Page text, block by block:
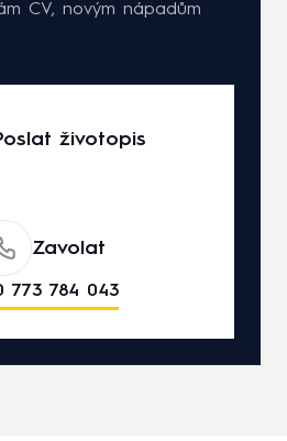
CV, novým nápadům
životopis
Zavolat
773 784 043